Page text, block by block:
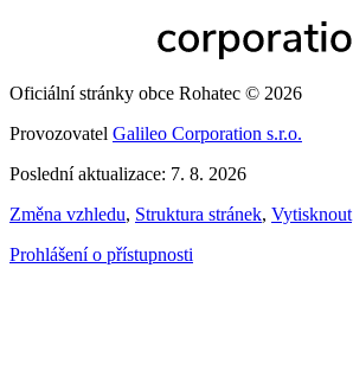
Oficiální stránky obce Rohatec © 2026
Provozovatel Galileo Corporation s.r.o.
Poslední aktualizace: 7. 8. 2026
Změna vzhledu, Struktura stránek, Vytisknout
Prohlášení o přístupnosti